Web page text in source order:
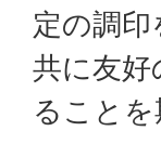
定の調
共に友
ることを